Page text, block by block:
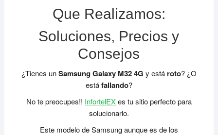
Que Realizamos:
Soluciones, Precios y
Consejos
¿Tienes unSamsung Galaxy M32 4G y está roto? ¿O
estáfallando?
No te preocupes!! InfortelEXes tu sitio perfecto para
solucionarlo.
Este modelo de Samsung aunque es de los